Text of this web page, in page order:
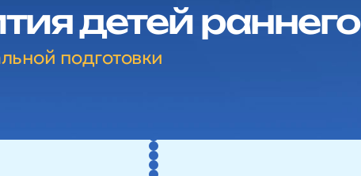
детей
подготовки